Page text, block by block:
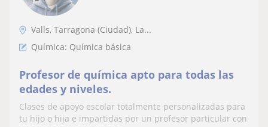
Valls, Tarragona (Ciudad), La...
Química: Química básica
Profesor de química apto para todas las
edades y niveles.
Clases de apoyo escolar totalmente personalizadas para
tu hijo o hija e impartidas por un profesor particular con